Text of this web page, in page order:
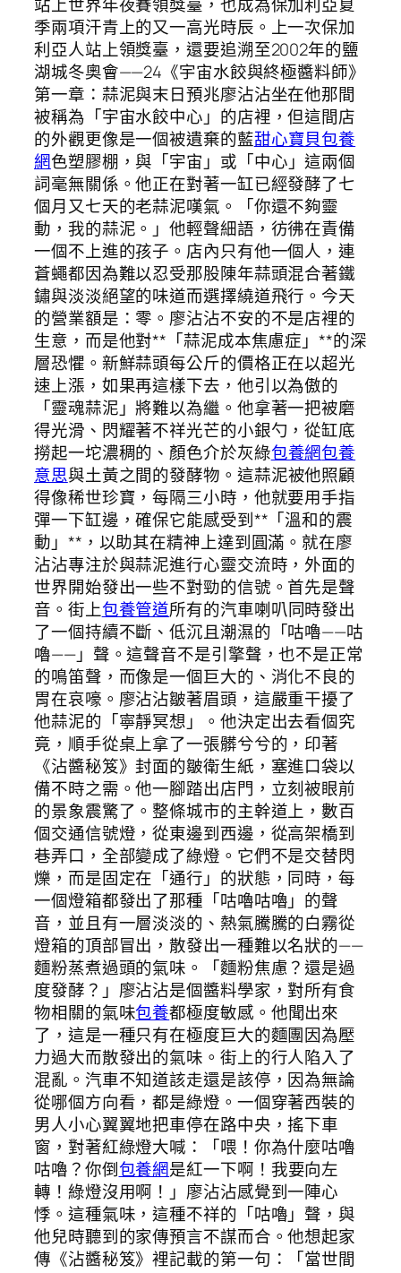
站上世界年夜賽領獎臺，也成為保加利亞夏
季兩項汗青上的又一高光時辰。上一次保加
利亞人站上領獎臺，還要追溯至2002年的鹽
湖城冬奧會——24《宇宙水餃與終極醬料師》
第一章：蒜泥與末日預兆廖沾沾坐在他那間
被稱為「宇宙水餃中心」的店裡，但這間店
的外觀更像是一個被遺棄的藍甜心寶貝包養
網色塑膠棚，與「宇宙」或「中心」這兩個
詞毫無關係。他正在對著一缸已經發酵了七
個月又七天的老蒜泥嘆氣。「你還不夠靈
動，我的蒜泥。」他輕聲細語，彷彿在責備
一個不上進的孩子。店內只有他一個人，連
蒼蠅都因為難以忍受那股陳年蒜頭混合著鐵
鏽與淡淡絕望的味道而選擇繞道飛行。今天
的營業額是：零。廖沾沾不安的不是店裡的
生意，而是他對**「蒜泥成本焦慮症」**的深
層恐懼。新鮮蒜頭每公斤的價格正在以超光
速上漲，如果再這樣下去，他引以為傲的
「靈魂蒜泥」將難以為繼。他拿著一把被磨
得光滑、閃耀著不祥光芒的小銀勺，從缸底
撈起一坨濃稠的、顏色介於灰綠包養網包養
意思與土黃之間的發酵物。這蒜泥被他照顧
得像稀世珍寶，每隔三小時，他就要用手指
彈一下缸邊，確保它能感受到**「溫和的震
動」**，以助其在精神上達到圓滿。就在廖
沾沾專注於與蒜泥進行心靈交流時，外面的
世界開始發出一些不對勁的信號。首先是聲
音。街上包養管道所有的汽車喇叭同時發出
了一個持續不斷、低沉且潮濕的「咕嚕——咕
嚕——」聲。這聲音不是引擎聲，也不是正常
的鳴笛聲，而像是一個巨大的、消化不良的
胃在哀嚎。廖沾沾皺著眉頭，這嚴重干擾了
他蒜泥的「寧靜冥想」。他決定出去看個究
竟，順手從桌上拿了一張髒兮兮的，印著
《沾醬秘笈》封面的皺衛生紙，塞進口袋以
備不時之需。他一腳踏出店門，立刻被眼前
的景象震驚了。整條城市的主幹道上，數百
個交通信號燈，從東邊到西邊，從高架橋到
巷弄口，全部變成了綠燈。它們不是交替閃
爍，而是固定在「通行」的狀態，同時，每
一個燈箱都發出了那種「咕嚕咕嚕」的聲
音，並且有一層淡淡的、熱氣騰騰的白霧從
燈箱的頂部冒出，散發出一種難以名狀的——
麵粉蒸煮過頭的氣味。「麵粉焦慮？還是過
度發酵？」廖沾沾是個醬料學家，對所有食
物相關的氣味包養都極度敏感。他聞出來
了，這是一種只有在極度巨大的麵團因為壓
力過大而散發出的氣味。街上的行人陷入了
混亂。汽車不知道該走還是該停，因為無論
從哪個方向看，都是綠燈。一個穿著西裝的
男人小心翼翼地把車停在路中央，搖下車
窗，對著紅綠燈大喊：「喂！你為什麼咕嚕
咕嚕？你倒包養網是紅一下啊！我要向左
轉！綠燈沒用啊！」廖沾沾感覺到一陣心
悸。這種氣味，這種不祥的「咕嚕」聲，與
他兒時聽到的家傳預言不謀而合。他想起家
傳《沾醬秘笈》裡記載的第一句：「當世間